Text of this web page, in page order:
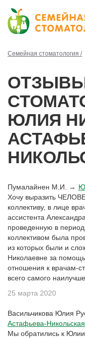
Семейная стоматология /
ЮЛИЯ
Пумалайнен М.И. →
Хочу выразить
коллективу, в лице
ассистента
проведенную в
коллективом была
из которых были и
Николаевне за
отношения к врачам-
всего самого
25 марта 2020
Васильчикова Юлия
Астафьева-Никольская
Мы обратились к